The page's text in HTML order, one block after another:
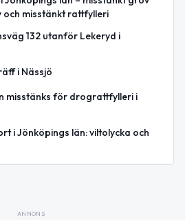
och misstänkt rattfylleri
132 utanför Lekeryd i
i Nässjö
misstänks för drograttfylleri i
i Jönköpings län: viltolycka och
ANNONS